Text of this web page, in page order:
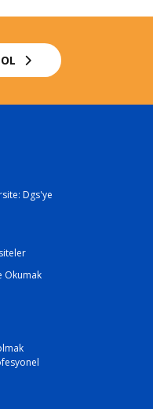
Dgs'ye
Okumak